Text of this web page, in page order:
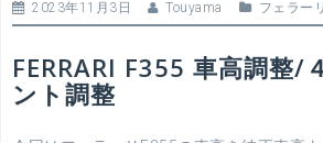
2023年11月3日 Touyama フェラーリ
FERRARI F355 車高調整/
ント調整